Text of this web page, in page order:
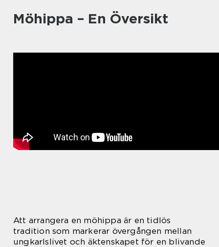
Möhippa – En Översikt
Att arrangera en möhippa är en tidlös
tradition som markerar övergången mellan
ungkarlslivet och äktenskapet för en blivande